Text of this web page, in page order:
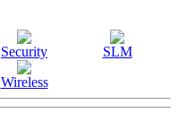
Security
SLM
Wireless